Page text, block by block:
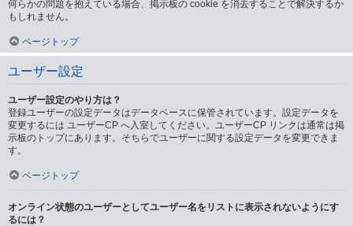
何らかの問題を抱えている場合、掲示板の cookie を消去することで解決するか
もしれません。
ページトップ
ユーザー設定
ユーザー設定のやり方は？
登録ユーザーの設定データはデータベースに保管されています。設定データを
変更するには ユーザーCP へ入室してください。ユーザーCP リンクは通常は掲
示板のトップにあります。そちらでユーザーに関する設定データを変更できま
す。
ページトップ
オンライン状態のユーザーとしてユーザー名をリストに表示されないようにす
るには？